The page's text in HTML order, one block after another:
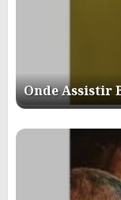
Onde Assistir